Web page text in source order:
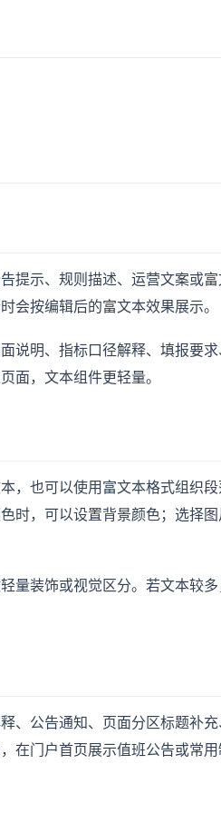
提示、规则描述、运营文案或
会按编辑后的富文本效果展示。
说明、指标口径解释、填报要
面，文本组件更轻量。
，也可以使用富文本格式组织
时，可以设置背景颜色；选择
量装饰或视觉区分。若文本较
、公告通知、页面分区标题补
在门户首页展示值班公告或常用